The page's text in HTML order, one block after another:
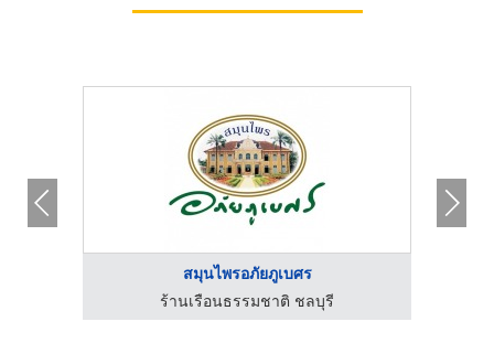
สมุนไพรอภัยภูเบศร
ร้านเรือนธรรมชาติ ชลบุรี